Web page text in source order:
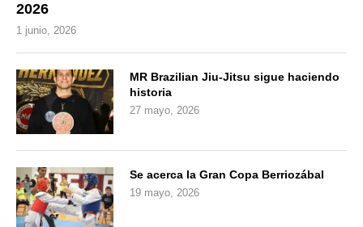
2026
1 junio, 2026
MR Brazilian Jiu-Jitsu sigue haciendo
historia
27 mayo, 2026
Se acerca la Gran Copa Berriozábal
19 mayo, 2026